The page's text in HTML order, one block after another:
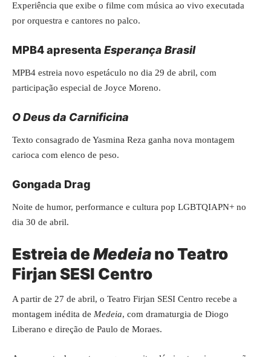
Experiência que exibe o filme com música ao vivo executada
por orquestra e cantores no palco.
MPB4 apresenta Esperança Brasil
MPB4 estreia novo espetáculo no dia 29 de abril, com
participação especial de Joyce Moreno.
O Deus da Carnificina
Texto consagrado de Yasmina Reza ganha nova montagem
carioca com elenco de peso.
Gongada Drag
Noite de humor, performance e cultura pop LGBTQIAPN+ no
dia 30 de abril.
Estreia deMedeiano Teatro
Firjan SESI Centro
A partir de 27 de abril, o Teatro Firjan SESI Centro recebe a
montagem inédita de Medeia, com dramaturgia de Diogo
Liberano e direção de Paulo de Moraes.